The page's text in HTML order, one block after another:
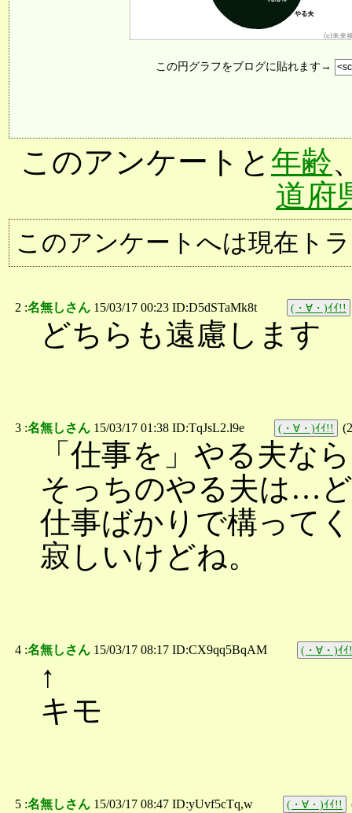
この円グラフをブログに貼れます→
このアンケートと 年齢
道府
このアンケートへは現在ト
2 :名無しさん 15/03/17 00:23 ID:D5dSTaMk8t (・∀・)ｲｲ!!
どちらも遠慮します
3 :名無しさん 15/03/17 01:38 ID:TqJsL2.l9e (・∀・)ｲｲ!! (2
「仕事を」やる夫な
そっちのやる夫は…
仕事ばかりで構って
寂しいけどね。
4 :名無しさん 15/03/17 08:17 ID:CX9qq5BqAM (・∀・)ｲ
↑
キモ
5 :名無しさん 15/03/17 08:47 ID:yUvf5cTq,w (・∀・)ｲｲ!!